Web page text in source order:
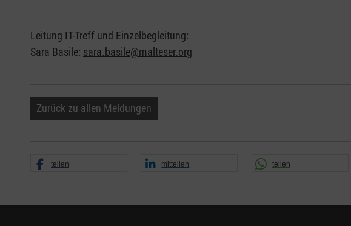
Leitung IT-Treff und Einzelbegleitung:
Sara Basile: sara.basile@malteser.org
Zurück zu allen Meldungen
teilen mitteilen teilen